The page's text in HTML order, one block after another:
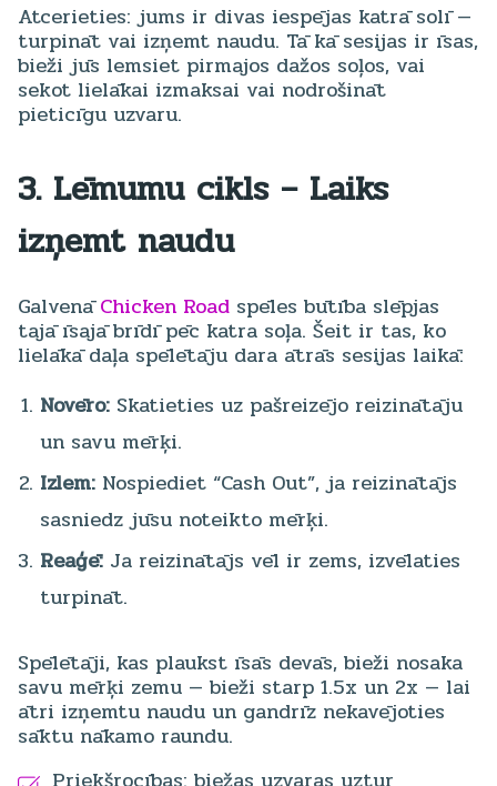
Atcerieties: jums ir divas iespējas katrā solī —
turpināt vai izņemt naudu. Tā kā sesijas ir īsas,
bieži jūs lemsiet pirmajos dažos soļos, vai
sekot lielākai izmaksai vai nodrošināt
pieticīgu uzvaru.
3. Lēmumu cikls – Laiks
izņemt naudu
GalvenāChicken Road spēles būtība slēpjas
tajā īsajā brīdī pēc katra soļa. Šeit ir tas, ko
lielākā daļa spēlētāju dara ātrās sesijas laikā:
Novēro: Skatieties uz pašreizējo reizinātāju
un savu mērķi.
Izlem: Nospiediet “Cash Out”, ja reizinātājs
sasniedz jūsu noteikto mērķi.
Reaģē: Ja reizinātājs vēl ir zems, izvēlaties
turpināt.
Spēlētāji, kas plaukst īsās devās, bieži nosaka
savu mērķi zemu — bieži starp 1.5x un 2x — lai
ātri izņemtu naudu un gandrīz nekavējoties
sāktu nākamo raundu.